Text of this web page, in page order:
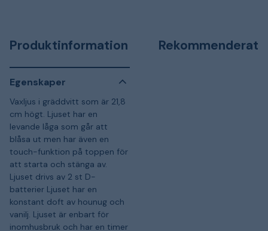
Produktinformation
Egenskaper
Vaxljus i gräddvitt som är 21,8
cm högt. Ljuset har en
levande låga som går att
blåsa ut men har även en
touch-funktion på toppen för
att starta och stänga av.
Ljuset drivs av 2 st D-
batterier Ljuset har en
konstant doft av hounug och
vanilj. Ljuset är enbart för
inomhusbruk och har en timer
Rekommenderat